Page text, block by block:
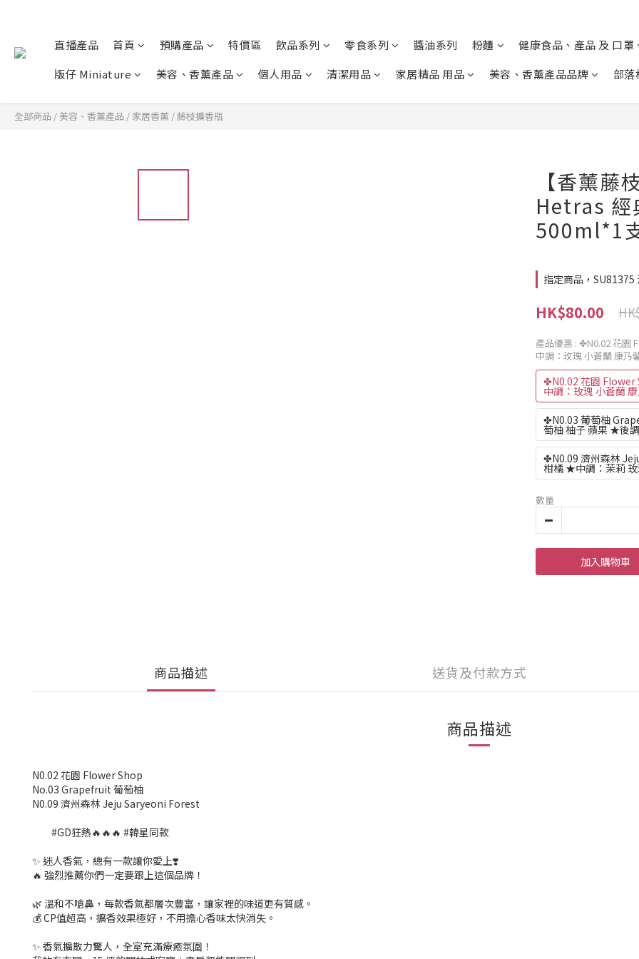
直播產品 首頁 預購產品 特價區 飲品系列 零食系列 醬油系列 粉麵
健康食品、產品 及 口罩
版仔 Miniature
美容、香薰產品 個人用品 清潔用品 家居精品 用品 美容、香薰產品品牌 部落
全部商品 / 美容、香薰產品 / 家居香薰 /藤枝擴香瓶
【香薰藤
Hetras 經
500ml*1
指定商品，SU81375
HK$80.00
產品優惠 : ✤N0.02 花園
中調：玫瑰 小蒼蘭 康
✤N0.02 花園
中調：玫瑰 小蒼蘭
✤N0.03 葡萄柚
萄柚 柚子 蘋果 ★後
✤N0.09 濟州森林
柑橘 ★中調：茉莉
數量
加入購物車
商品描述 送貨及付款方式
商品描述
N0.02 花園 Flower Shop
No.03 Grapefruit 葡萄柚
N0.09 濟州森林 Jeju Saryeoni Forest
#GD狂熱🔥🔥🔥 #韓星同款
✨ 迷人香氣，總有一款讓你愛上❣️
🔥 強烈推薦你們一定要跟上這個品牌！
🌿 溫和不嗆鼻，每款香氣都層次豐富，讓家裡的味道更有質感。
💰 CP值超高，擴香效果極好，不用擔心香味太快消失。
✨ 香氣擴散力驚人，全室充滿療癒氛圍！